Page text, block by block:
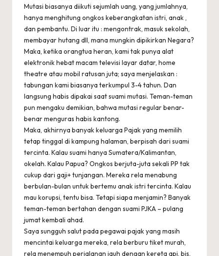
Mutasi biasanya diikuti sejumlah uang, yang jumlahnya,
hanya menghitung ongkos keberangkatan istri, anak ,
dan pembantu. Di luar itu : mengontrak, masuk sekolah,
membayar hutang dll, mana mungkin dipikirkan Negara?
Maka, ketika orangtua heran, kami tak punya alat
elektronik hebat macam televisi layar datar, home
theatre atau mobil ratusan juta; saya menjelaskan :
tabungan kami biasanya terkumpul 3-4 tahun. Dan
langsung habis dipakai saat suami mutasi. Teman-teman
pun mengaku demikian, bahwa mutasi regular benar-
benar menguras habis kantong.
Maka, akhirnya banyak keluarga Pajak yang memilih
tetap tinggal di kampung halaman, berpisah dari suami
tercinta. Kalau suami hanya Sumatera/Kalimantan,
okelah. Kalau Papua? Ongkos berjuta-juta sekali PP tak
cukup dari gaji+ tunjangan. Mereka rela menabung
berbulan-bulan untuk bertemu anak istri tercinta. Kalau
mau korupsi, tentu bisa. Tetapi siapa menjamin? Banyak
teman-teman bertahan dengan suami PJKA – pulang
jumat kembali ahad.
Saya sungguh salut pada pegawai pajak yang masih
mencintai keluarga mereka, rela berburu tiket murah,
rela menempuh perjalanan jauh dengan kereta api, bis,